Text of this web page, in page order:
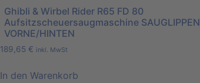
Ghibli & Wirbel Rider R65 FD 80
Aufsitzscheuersaugmaschine SAUGLIPPEN
VORNE/HINTEN
189,65 € inkl. MwSt
In den Warenkorb